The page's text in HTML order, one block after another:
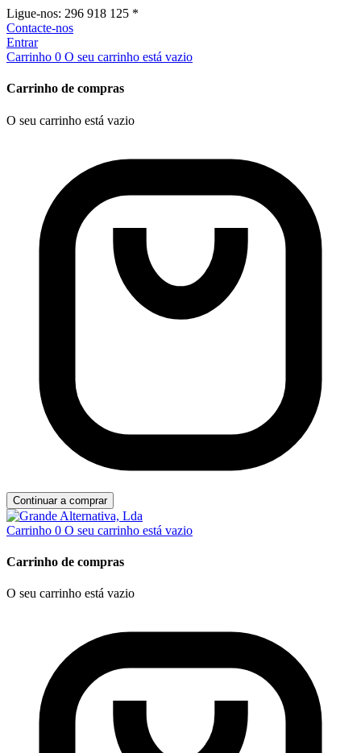
Ligue-nos: 296 918 125 *
Contacte-nos
Entrar
Carrinho 0 O seu carrinho está vazio
Carrinho de compras
O seu carrinho está vazio
Continuar a comprar
Carrinho 0 O seu carrinho está vazio
Carrinho de compras
O seu carrinho está vazio